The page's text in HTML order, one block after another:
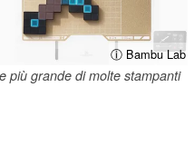
ⓘ Bambu Lab
più grande di molte stampanti